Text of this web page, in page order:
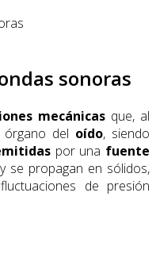
sonoras
mecánicas que, al
del oído, siendo
por una fuente
se propagan en sólidos,
de presión